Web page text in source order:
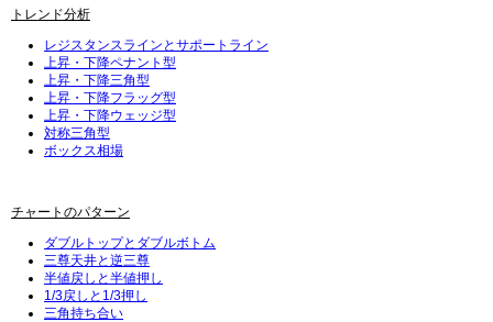
トレンド分析
レジスタンスラインとサポートライン
上昇・下降ペナント型
上昇・下降三角型
上昇・下降フラッグ型
上昇・下降ウェッジ型
対称三角型
ボックス相場
チャートのパターン
ダブルトップとダブルボトム
三尊天井と逆三尊
半値戻しと半値押し
1/3戻しと1/3押し
三角持ち合い